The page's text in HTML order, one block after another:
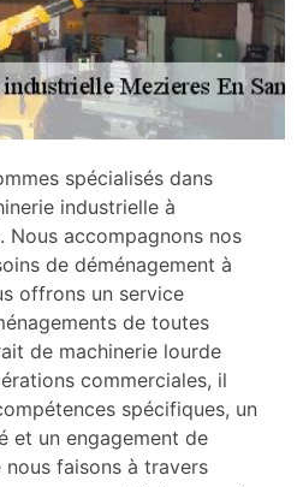
spécialisés dans
industrielle à
Nous accompagnons nos
de déménagement à
offrons un service
de toutes
de machinerie lourde
commerciales, il
spécifiques, un
et un engagement de
nous faisons à travers